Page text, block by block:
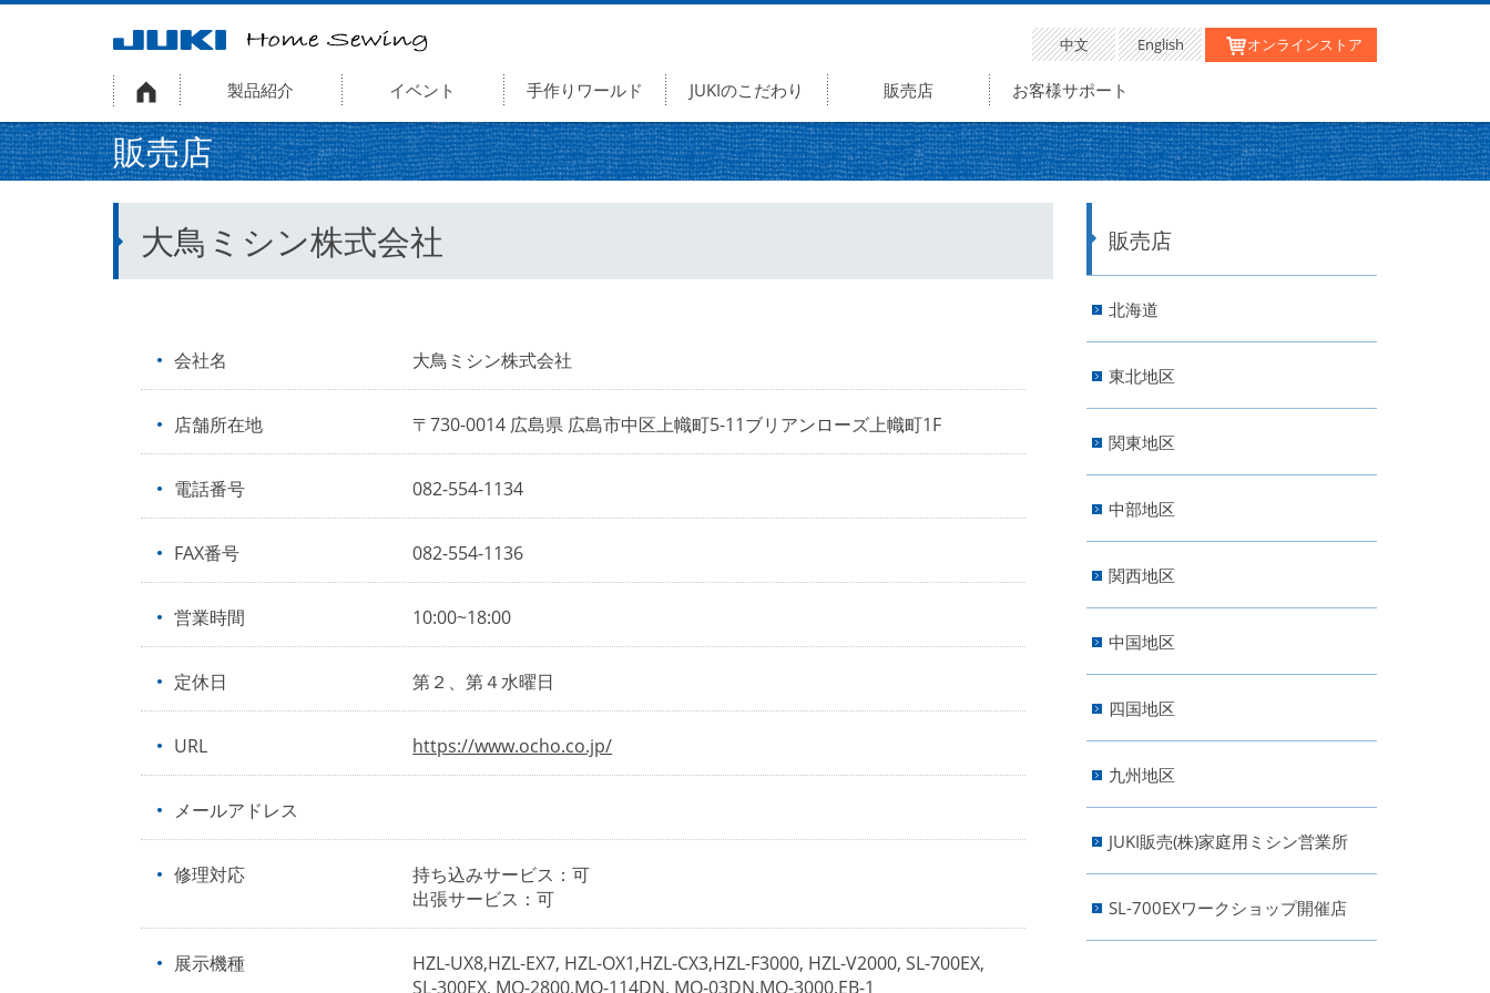
オンラインストア
English
中文
製品紹介 イベント 手作りワールド JUKIのこだわり 販売店 お客様サポート
販売店
大鳥ミシン株式会社
会社名 大鳥ミシン株式会社
店舗所在地 〒730-0014 広島県 広島市中区上幟町5-11ブリアンローズ上幟町1F
電話番号 082-554-1134
FAX番号 082-554-1136
営業時間 10:00~18:00
定休日 第２、第４水曜日
URL https://www.ocho.co.jp/
メールアドレス
修理対応
持ち込みサービス：可
出張サービス：可
展示機種
HZL-UX8,HZL-EX7, HZL-OX1,HZL-CX3,HZL-F3000, HZL-V2000, SL-700EX,
SL-300EX, MO-2800,MO-114DN, MO-03DN,MO-3000,EB-1
販売店
北海道
東北地区
関東地区
中部地区
関西地区
中国地区
四国地区
九州地区
JUKI販売(株)家庭用ミシン営業所
SL-700EXワークショップ開催店